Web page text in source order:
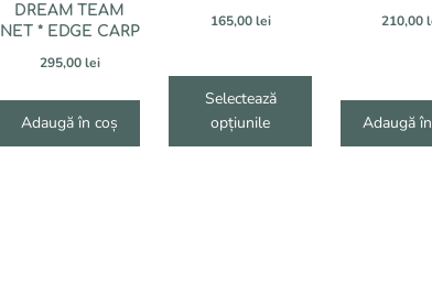
DREAM TEAM
NET * EDGE CARP
295,00lei
Adaugă în coș
165,00lei
Selectează
opțiunile
210,00
Adaugă